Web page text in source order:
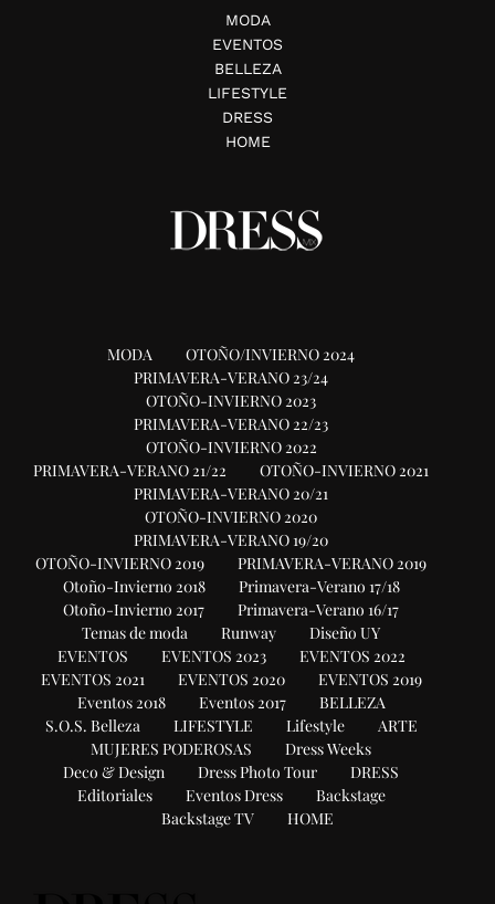
MODA
EVENTOS
BELLEZA
LIFESTYLE
DRESS
HOME
MODA
OTOÑO/INVIERNO 2024
PRIMAVERA-VERANO 23/24
OTOÑO-INVIERNO 2023
PRIMAVERA-VERANO 22/23
OTOÑO-INVIERNO 2022
PRIMAVERA-VERANO 21/22
OTOÑO-INVIERNO 2021
PRIMAVERA-VERANO 20/21
OTOÑO-INVIERNO 2020
PRIMAVERA-VERANO 19/20
OTOÑO-INVIERNO 2019
PRIMAVERA-VERANO 2019
Otoño-Invierno 2018
Primavera-Verano 17/18
Otoño-Invierno 2017
Primavera-Verano 16/17
Temas de moda
Runway
Diseño UY
EVENTOS
EVENTOS 2023
EVENTOS 2022
EVENTOS 2021
EVENTOS 2020
EVENTOS 2019
Eventos 2018
Eventos 2017
BELLEZA
S.O.S. Belleza
LIFESTYLE Lifestyle
ARTE
MUJERES PODEROSAS
Dress Weeks
Deco & Design
Dress Photo Tour
DRESS
Editoriales
Eventos Dress
Backstage
Backstage TV
HOME